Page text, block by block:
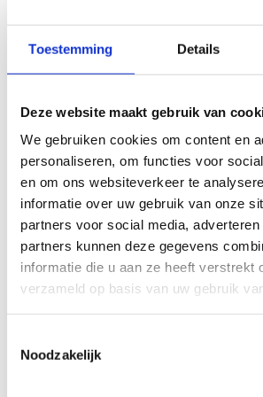
Toestemming Details
Deze website maakt gebruik van
We gebruiken cookies om content en
personaliseren, om functies voor
en om ons websiteverkeer te
informatie over uw gebruik van onze
partners voor social media,
partners kunnen deze gegevens
informatie die u aan ze heeft verstrekt
verzameld op basis van uw gebruik
Noodzakelijk
- Parkingticket voor 2 auto’s
4.2 De prijs is beperkt tot de (naakte)
Vlaanderen de bijkomende diensten of
gekoppeld aan de prijs, zou verlenen
5. Aansprakelijkheid van Sport
5.1. Sport Vlaanderen is niet
mogelijke schade, lichamelijke letsels of
zich zouden kunnen voordoen als
van een prijs en/of deelname aan een
de prijs niet voldoet aan de gecreëerde
5.2. Sport Vlaanderen is niet
onvoldoende, onvolledige of foute